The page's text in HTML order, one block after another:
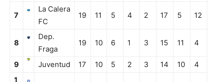
7
La Calera
FC
19 11 5 4 2 17 5 12
8
Dep.
Fraga
19 10 6 1 3 15 11 4
9 Juventud 17 10 5 2 3 14 10
4
1